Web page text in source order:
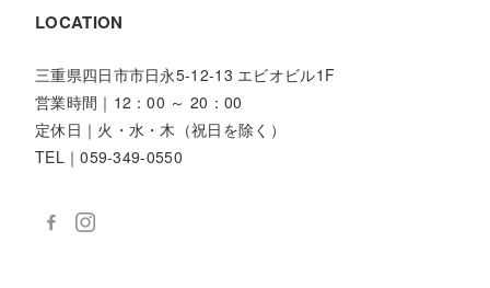
LOCATION
三重県四日市市日永5-12-13 エビオビル1F
営業時間｜12：00 ～ 20：00
定休日｜火・水・木（祝日を除く）
TEL｜059-349-0550